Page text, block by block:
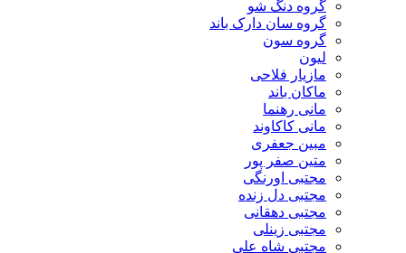
گروه دنگ شو
گروه سان دارک باند
گروه سون
لیون
مازیار فلاحی
ماکان باند
مانی رهنما
مانی کاکاوند
مبین جعفری
متین صفر پور
مجتبی اورنگی
مجتبی دل زنده
مجتبی دهقانی
مجتبی زینلی
مجتبی شاه علی